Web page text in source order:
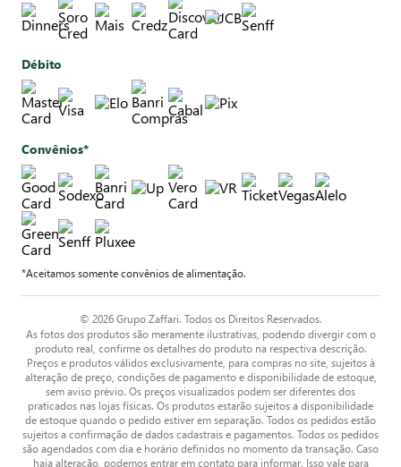
Débito
Convênios*
*Aceitamos somente convênios de alimentação.
© 2026 Grupo Zaffari. Todos os Direitos Reservados.
As fotos dos produtos são meramente ilustrativas, podendo divergir com o
produto real, confirme os detalhes do produto na respectiva descrição.
Preços e produtos válidos exclusivamente, para compras no site, sujeitos à
alteração de preço, condições de pagamento e disponibilidade de estoque,
sem aviso prévio. Os preços visualizados podem ser diferentes dos
praticados nas lojas físicas. Os produtos estarão sujeitos a disponibilidade
de estoque quando o pedido estiver em separação. Todos os pedidos estão
sujeitos a confirmação de dados cadastrais e pagamentos. Todos os pedidos
são agendados com dia e horário definidos no momento da transação. Caso
haja alteração, podemos entrar em contato para informar. Isso vale para